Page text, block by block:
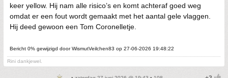
keer yellow. Hij nam alle risico’s en komt achteraf goed weg
omdat er een fout wordt gemaakt met het aantal gele vlaggen.
Hij deed gewoon een Tom Coronelletje.
Bericht 0% gewijzigd door WismutVeilchen83 op 27-06-2026 19:48:22
Rini dankjewel.